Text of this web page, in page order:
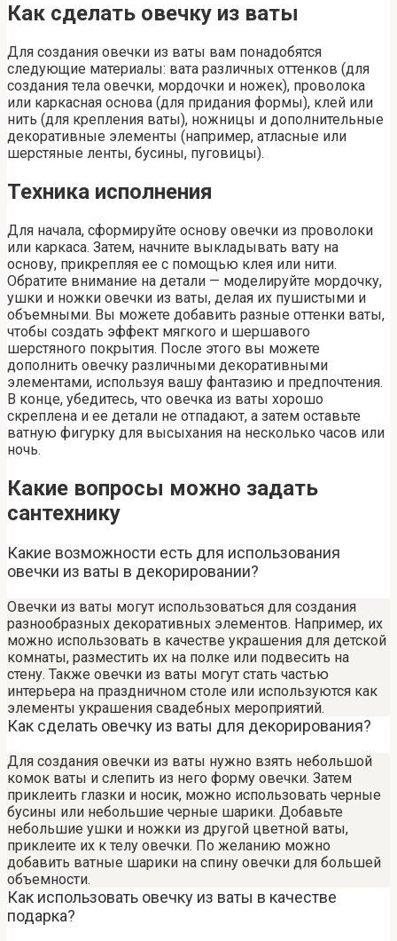
Как сделать овечку из ваты
Для создания овечки из ваты вам понадобятся
следующие материалы: вата различных оттенков (для
создания тела овечки, мордочки и ножек), проволока
или каркасная основа (для придания формы), клей или
нить (для крепления ваты), ножницы и дополнительные
декоративные элементы (например, атласные или
шерстяные ленты, бусины, пуговицы).
Техника исполнения
Для начала, сформируйте основу овечки из проволоки
или каркаса. Затем, начните выкладывать вату на
основу, прикрепляя ее с помощью клея или нити.
Обратите внимание на детали — моделируйте мордочку,
ушки и ножки овечки из ваты, делая их пушистыми и
объемными. Вы можете добавить разные оттенки ваты,
чтобы создать эффект мягкого и шершавого
шерстяного покрытия. После этого вы можете
дополнить овечку различными декоративными
элементами, используя вашу фантазию и предпочтения.
В конце, убедитесь, что овечка из ваты хорошо
скреплена и ее детали не отпадают, а затем оставьте
ватную фигурку для высыхания на несколько часов или
ночь.
Какие вопросы можно задать
сантехнику
Какие возможности есть для использования
овечки из ваты в декорировании?
Овечки из ваты могут использоваться для создания
разнообразных декоративных элементов. Например, их
можно использовать в качестве украшения для детской
комнаты, разместить их на полке или подвесить на
стену. Также овечки из ваты могут стать частью
интерьера на праздничном столе или используются как
элементы украшения свадебных мероприятий.
Как сделать овечку из ваты для декорирования?
Для создания овечки из ваты нужно взять небольшой
комок ваты и слепить из него форму овечки. Затем
приклеить глазки и носик, можно использовать черные
бусины или небольшие черные шарики. Добавьте
небольшие ушки и ножки из другой цветной ваты,
приклеите их к телу овечки. По желанию можно
добавить ватные шарики на спину овечки для большей
объемности.
Как использовать овечку из ваты в качестве
подарка?